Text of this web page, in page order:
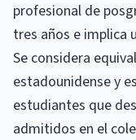
profesional de
tres años e implica
Se considera
estadounidense y
estudiantes que
admitidos en el